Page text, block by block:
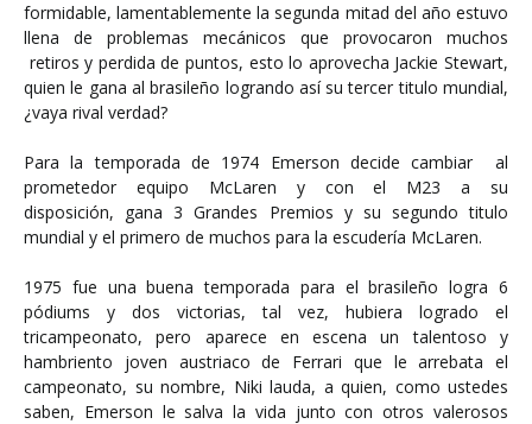
formidable, lamentablemente la segunda mitad del año estuvo
llena de problemas mecánicos que provocaron muchos
retiros y perdida de puntos, esto lo aprovecha Jackie Stewart,
quien le gana al brasileño logrando así su tercer titulo mundial,
¿vaya rival verdad?
Para la temporada de 1974 Emerson decide cambiar al
prometedor equipo McLaren y con el M23 a su
disposición, gana 3 Grandes Premios y su segundo titulo
mundial y el primero de muchos para la escudería McLaren.
1975 fue una buena temporada para el brasileño logra 6
pódiums y dos victorias, tal vez, hubiera logrado el
tricampeonato, pero aparece en escena un talentoso y
hambriento joven austriaco de Ferrari que le arrebata el
campeonato, su nombre, Niki lauda, a quien, como ustedes
saben, Emerson le salva la vida junto con otros valerosos